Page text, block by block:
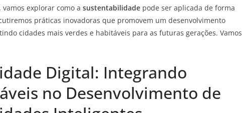
vamos explorar como a sustentabilidade pode ser aplicada de forma
práticas inovadoras que promovem um desenvolvimento
cidades mais verdes e habitáveis para as futuras gerações. Vamos
Digital: Integrando
no Desenvolvimento de